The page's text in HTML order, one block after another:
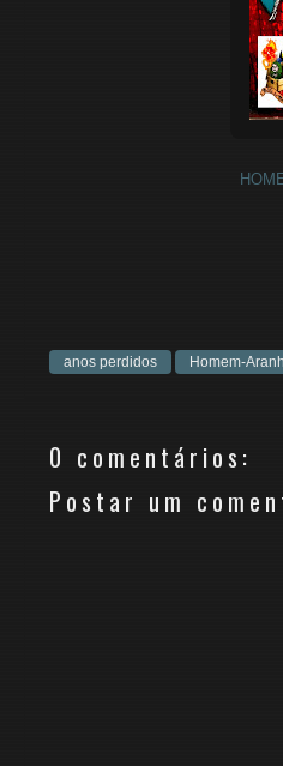
anos perdidos Homem-
0 comentários:
Postar um